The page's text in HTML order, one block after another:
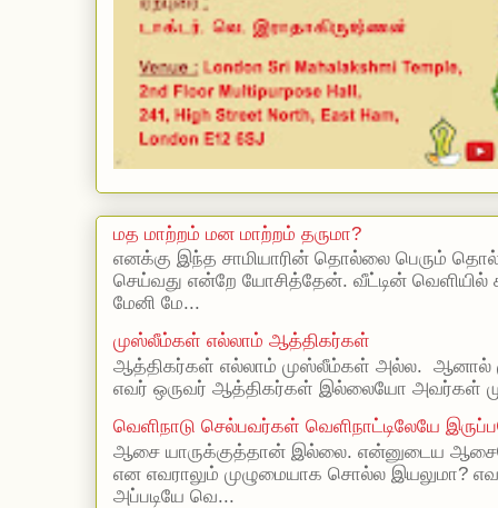
மத மாற்றம் மன மாற்றம் தருமா?
எனக்கு இந்த சாமியாரின் தொல்லை பெரும்
செய்வது என்றே யோசித்தேன். வீட்டின்
மேனி மே...
முஸ்லீம்கள் எல்லாம் ஆத்திகர்கள்
ஆத்திகர்கள் எல்லாம் முஸ்லீம்கள் அல்ல. ஆனால்
எவர் ஒருவர் ஆத்திகர்கள் இல்லையோ அவர்கள்
வெளிநாடு செல்பவர்கள் வெளிநாட்டிலேயே
ஆசை யாருக்குத்தான் இல்லை. என்னுடைய
என எவராலும் முழுமையாக சொல்ல இயலுமா?
அப்படியே வெ...